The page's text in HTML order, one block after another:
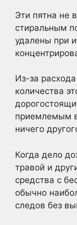
Эти пятна не
стиральным
удалены при
Из-за
количества
приемлемым
ничего
Когда дело
травой и
средства с
обычно
следов без